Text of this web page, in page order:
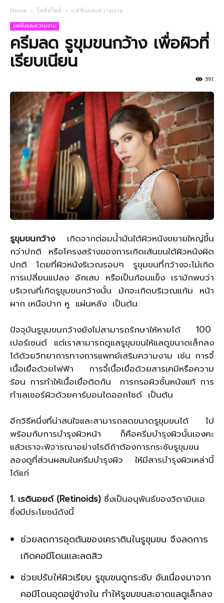
Home ไลฟ์สไตล์ แฟชั่นและความงาม
แฟชั่นและความงาม
ครีมลด รูขุมขนกว้าง เพื่อผิวที่
เรียบเนียน
391
รูขุมขนกว้างเกิดจากต่อมน้ำมันใต้ผิวหนังขยายใหญ่ขึ้น
กว่าปกติ หรือโครงสร้างของการเกิดเส้นขนใต้ผิวหนังผิด
ปกติ โดยที่ผิวหนังริเวณรอบๆ รูขุมขนที่กว้างจะไม่เกิด
การเปลี่ยนแปลง อักเสบ หรือเป็นก้อนแข็ง เรามักพบว่า
บริเวณที่เกิดรูขุมขนกว้างนั้น มักจะเกิดบริเวณแก้ม หน้า
ผาก เหนือปาก หู แผ่นหลัง เป็นต้น
ปัจจุบันรูขุมขนกว้างยังไม่สามารถรักษาให้หายได้ 100
เปอร์เซนต์ แต่เราสามารถดูแลรูขุมขนให้แลดูขนาดเล็กลง
ได้ด้วยวิทยาการทางการแพทย์เสริมความงาม เช่น การจี้
เนื้อเยื่อด้วยไฟฟ้า การจี้เนื้อเยื่อด้วยสารเคมีหรือความ
ร้อน การทำให้เนื้อเยื่อติดกัน การกรอผิวชั้นหนังแท้ การ
ทำเลเซอร์ผิวด้วยคาร์บอนไดออกไซด์ เป็นต้น
อีกวิธีหนึ่งที่น่าสนใจและสามารถลดขนาดรูขุมขนได้ ไป
พร้อมกับการบำรุงผิวหน้า ก็คือครีมบำรุงผิวนั้นเองคะ
แล้วเราจะพิจารณาอย่างไรดีถ้าต้องการกระชับรูขุมขน
ลองดูที่ส่วนผสมในครีมบำรุงผิว ให้มีสารบำรุงผิวเหล่านี้
ได้แก่
1. เรตินอยด์ (Retinoids) ซึ่งเป็นอนุพันธ์ของวิตามินเอ
ซึ่งมีประโยชน์ดังนี้
ช่วยลดการอุดตันของเคราตินในรูขุมขน จึงลดการ
เกิดคอมีโดนและลดสิว
ช่วยปรับให้ผิวเรียบ รูขุมขนดูกระชับ อันเนื่องมาจาก
คอมีโดนอุดอยู่ข้างใน ทำให้รูขมขนสะอาดแลดูเล็กลง